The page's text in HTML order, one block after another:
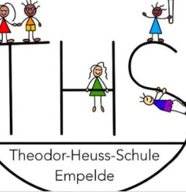
Unsere
Grundschule
In Empelde